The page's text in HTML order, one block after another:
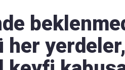
her yerdeler,